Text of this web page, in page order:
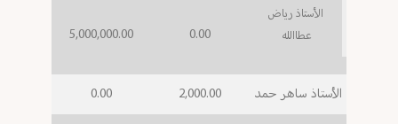
الأستاذ رياض
عطاالله
0.00
5,000,000.00
الأستاذ ساهر حمد 2,000.00
0.00